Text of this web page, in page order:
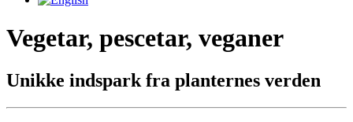
Vegetar, pescetar, veganer
Unikke indspark fra planternes verden